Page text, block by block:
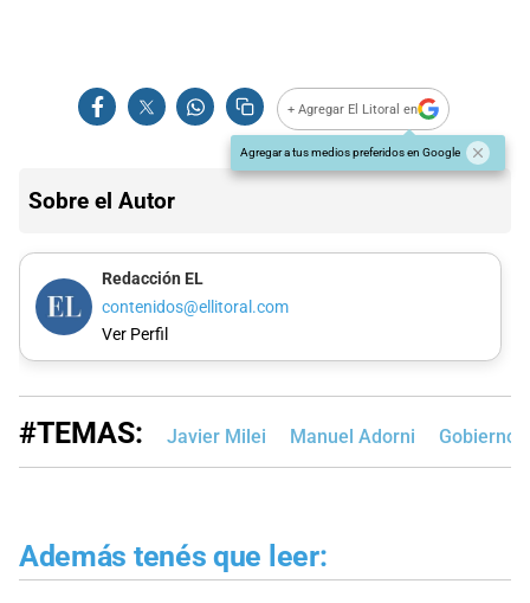
+ Agregar El Litoral en
Agregar a tus medios preferidos en Google
Sobre el Autor
Redacción EL
contenidos@ellitoral.com
Ver Perfil
#TEMAS: Javier Milei Manuel Adorni Gobierno
Además tenés que leer: